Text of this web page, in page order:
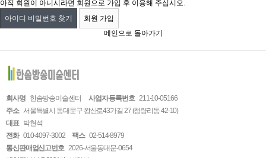
아직 회원이 아니시라면 회원으로 가입 후 이용해 주십시오.
아이디 비밀번호 찾기
회원 가입
메인으로 돌아가기
회사명 한솜방송미술센터 사업자 등록번호 211-10-05166
주소 서울특별시 동대문구 왕산로43가길 27 (청량리동 42-10)
대표 박현석
전화 010-4097-3002 팩스 02-514-8979
통신판매업신고번호 2026-서울동대문-0654